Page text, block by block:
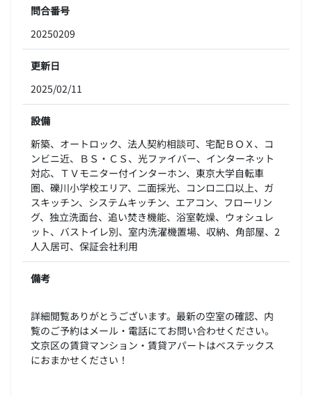
問合番号
20250209
更新日
2025/02/11
設備
新築、オートロック、法人契約相談可、宅配ＢＯＸ、コ
ンビニ近、ＢＳ・ＣＳ、光ファイバー、インターネット
対応、ＴＶモニター付インターホン、東京大学自転車
圏、礫川小学校エリア、二面採光、コンロ二口以上、ガ
スキッチン、システムキッチン、エアコン、フローリン
グ、独立洗面台、追い焚き機能、浴室乾燥、ウォシュレ
ット、バストイレ別、室内洗濯機置場、収納、角部屋、2
人入居可、保証会社利用
備考
詳細閲覧ありがとうございます。最新の空室の確認、内
覧のご予約はメール・電話にてお問い合わせください。
文京区の賃貸マンション・賃貸アパートはベステックス
におまかせください！